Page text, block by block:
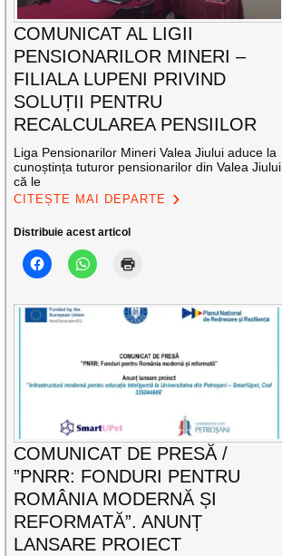
COMUNICAT AL LIGII
PENSIONARILOR MINERI –
FILIALA LUPENI PRIVIND
SOLUȚII PENTRU
RECALCULAREA PENSIILOR
Liga Pensionarilor Mineri Valea Jiului aduce la
cunoștința tuturor pensionarilor din Valea Jiului
că le
CITEȘTE MAI DEPARTE
Distribuie acest articol
COMUNICAT DE PRESĂ /
”PNRR: FONDURI PENTRU
ROMÂNIA MODERNĂ ȘI
REFORMATĂ”. ANUNȚ
LANSARE PROIECT